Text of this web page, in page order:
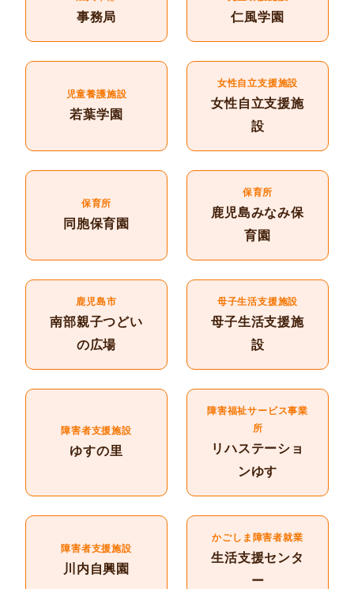
事務局 仁風学園
児童養護施設
若葉学園
女性自立支援施設
女性自立支援施
設
保育所
同胞保育園
保育所
鹿児島みなみ保
育園
鹿児島市
南部親子つどい
の広場
母子生活支援施設
母子生活支援施
設
障害者支援施設
ゆすの里
障害福祉サービス事業
所
リハステーショ
ンゆす
障害者支援施設
川内自興園
かごしま障害者就業
生活支援センタ
ー